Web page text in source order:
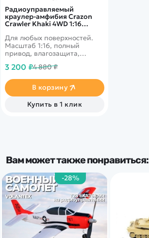
Радиоуправляемый
краулер-амфибия Crazon
Crawler Khaki 4WD 1:16
Для любых поверхностей.
Масштаб 1:16, полный
привод, влагозащита,
подвеска, поворот колес,
фар. Скорость 15 км/ч,
дальность 40 м, 15-20 минут
3 200 ₽4 880 ₽
В корзину
Купить в 1 клик
Вам может также понравиться:
-28%